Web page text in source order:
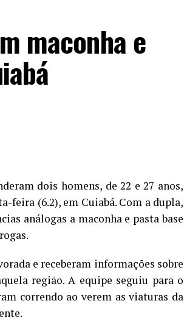
maconha e
dois homens, de 22 e 27 anos,
feira (6.2), em Cuiabá. Com a dupla,
análogas a maconha e pasta base
e receberam informações sobre
região. A equipe seguiu para o
correndo ao verem as viaturas da